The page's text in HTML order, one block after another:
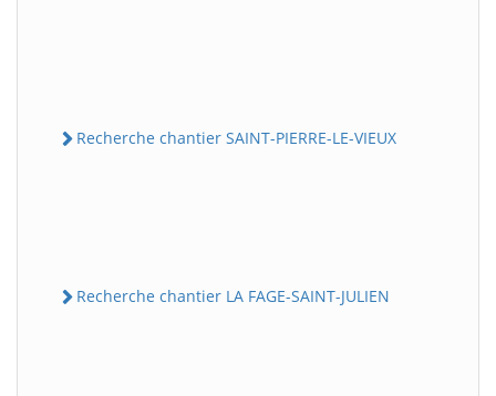
Recherche chantier SAINT-PIERRE-LE-VIEUX
Recherche chantier LA FAGE-SAINT-JULIEN